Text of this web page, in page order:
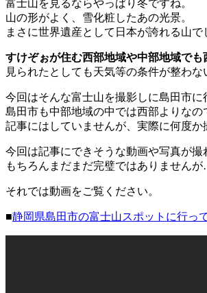
富士山を見るならやっぱり冬ですね。
山の形がよく、雪化粧したあの光景。
まさに世界遺産として日本が誇れる山で
すけぞぉが住む西部地域や中部地域で
見られたとしても天気等の条件が整わ
今回はそんな富士山を撮影しに島田市に
島田市も中部地域の中では西部よりなの
記事にはしていませんが、実際に何度
今回は記事にできそうな動画や写真が撮
もちろんまだまだ完璧ではありません
それでは動画をご覧ください。
■静岡県島田市の富士山スポットに行っ